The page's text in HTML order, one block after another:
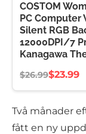
COSTOM
PC Computer
Silent RGB
12000DPI/7
Kanagawa
$26.99$23.99
Två månader
fått en ny